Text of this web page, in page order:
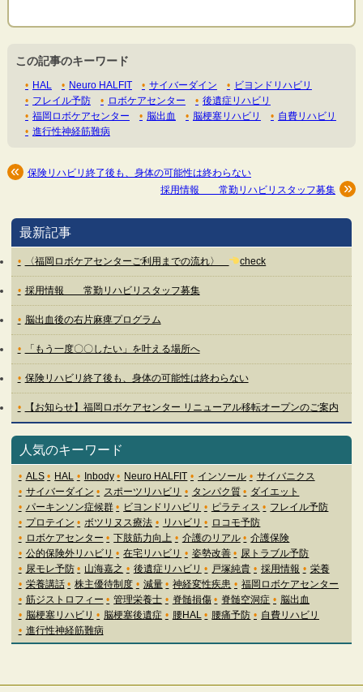
この記事のキーワード
HAL Neuro HALFIT サイバーダイン
ビヨンドリハビリ
フレイル予防
ロボケアセンター
後遺症リハビリ
福岡ロボケアセンター
脳出血 脳梗塞リハビリ
自費リハビリ
進行性神経筋難病
保険リハビリ終了後も、身体の可能性は終わらない
採用情報 常勤リハビリスタッフ募集
最新記事
〈福岡ロボケアセンターご利用までの流れ〉 check
採用情報 常勤リハビリスタッフ募集
脳出血後の右片麻痺プログラム
「もう一度〇〇したい」を叶える場所へ
保険リハビリ終了後も、身体の可能性は終わらない
【お知らせ】福岡ロボケアセンター リニューアル移転オープンのご案内
人気のキーワード
ALS HAL Inbody Neuro HALFIT インソール
サイバニクス
サイバーダイン
スポーツリハビリ タンパク質
ダイエット
パーキンソン症候群
ビヨンドリハビリ ピラティス
フレイル予防
プロテイン
ボツリヌス療法 リハビリ
ロコモ予防
ロボケアセンター
下肢筋力向上 介護のリアル
介護保険
公的保険外リハビリ
在宅リハビリ 姿勢改善
尿トラブル予防
尿モレ予防
山海嘉之 後遺症リハビリ 戸塚純貴 採用情報
栄養
栄養講話
株主優待制度 減量 神経変性疾患
福岡ロボケアセンター
筋ジストロフィー
管理栄養士 脊髄損傷 脊髄空洞症
脳出血
脳梗塞リハビリ
脳梗塞後遺症 腰HAL 腰痛予防
自費リハビリ
進行性神経筋難病